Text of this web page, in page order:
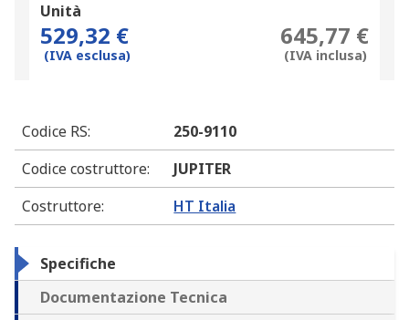
Unità
529,32 €
(IVA esclusa)
645,77 €
(IVA inclusa)
Codice RS:
250-9110
Codice costruttore:
JUPITER
Costruttore: HT Italia
Specifiche
Documentazione Tecnica